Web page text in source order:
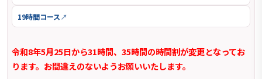
19時間コース
令和8年5月25日から31時間、35時間の時間割が変更となってお
ります。お間違えのないようお願いいたします。